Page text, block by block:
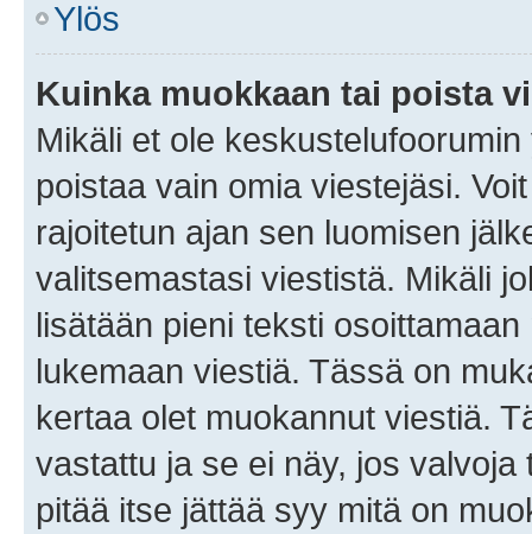
Ylös
Kuinka muokkaan tai poista
Mikäli et ole
poistaa vain omia viestejäsi.
rajoitetun ajan sen luomisen
valitsemastasi viestistä. Mikäli
lisätään pieni teksti
lukemaan viestiä. Tässä on
kertaa olet muokannut viestiä.
vastattu ja se ei näy, jos
pitää itse jättää syy mitä on